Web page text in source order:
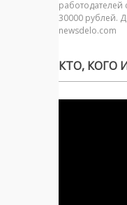
30000 рублей.
newsdelo.com
КТО, КОГО